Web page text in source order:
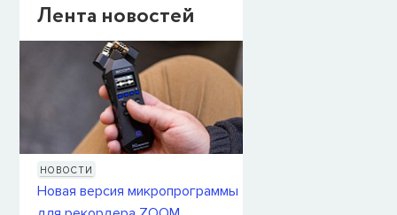
Лента новостей
НОВОСТИ
Новая версия микропрограммы